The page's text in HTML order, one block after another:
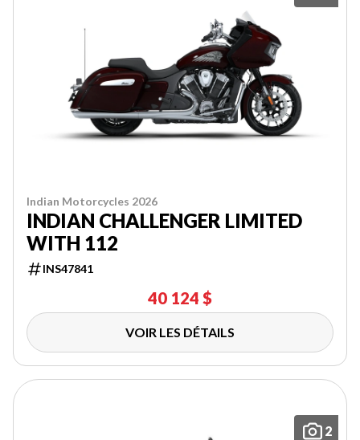
Indian Motorcycles 2026
INDIAN CHALLENGER LIMITED
WITH 112
INS47841
40 124 $
VOIR LES DÉTAILS
2